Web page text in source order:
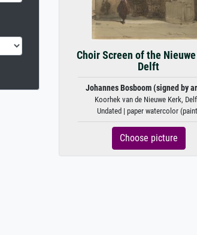
Choir Screen of the
Delft
Johannes Bosboom (signed by
Koorhek van de Nieuwe Kerk,
Undated | paper watercolor
Choose picture